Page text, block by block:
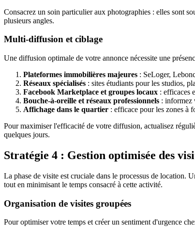
Consacrez un soin particulier aux photographies : elles sont
plusieurs angles.
Multi-diffusion et ciblage
Une diffusion optimale de votre annonce nécessite une
Plateformes immobilières majeures : SeLoger,
Réseaux spécialisés : sites étudiants pour les studios,
Facebook Marketplace et groupes locaux : efficaces
Bouche-à-oreille et réseaux professionnels : informez
Affichage dans le quartier : efficace pour les zones à
Pour maximiser l'efficacité de votre diffusion, actualisez
quelques jours.
Stratégie 4 : Gestion optimisée des
La phase de visite est cruciale dans le processus de location.
tout en minimisant le temps consacré à cette activité.
Organisation de visites groupées
Pour optimiser votre temps et créer un sentiment d'urgence